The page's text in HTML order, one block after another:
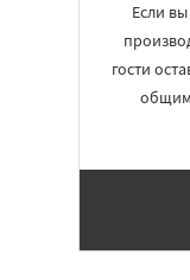
Если
гости
общим